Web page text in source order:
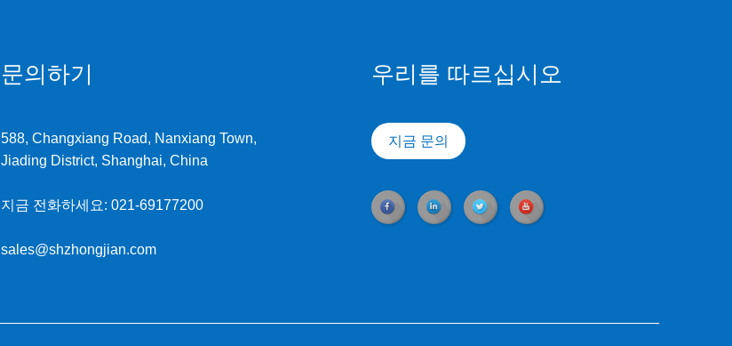
문의하기
588, Changxiang Road, Nanxiang Town,
Jiading District, Shanghai, China
지금 전화하세요: 021-69177200
sales@shzhongjian.com
우리를 따르십시오
지금 문의